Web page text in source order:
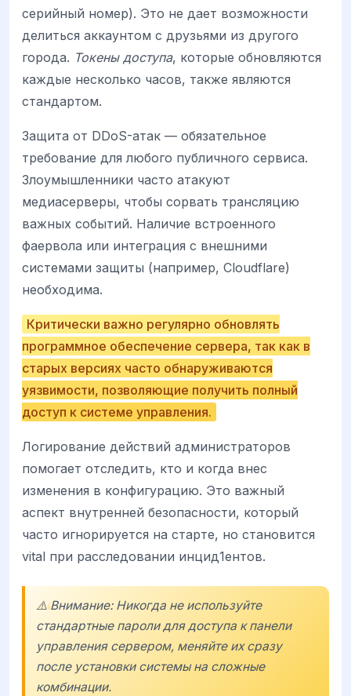
серийный номер). Это не дает возможности
делиться аккаунтом с друзьями из другого
города. Токены доступа, которые обновляются
каждые несколько часов, также являются
стандартом.
Защита от DDoS-атак — обязательное
требование для любого публичного сервиса.
Злоумышленники часто атакуют
медиасерверы, чтобы сорвать трансляцию
важных событий. Наличие встроенного
фаервола или интеграция с внешними
системами защиты (например, Cloudflare)
необходима.
Критически важно регулярно обновлять
программное обеспечение сервера, так как в
старых версиях часто обнаруживаются
уязвимости, позволяющие получить полный
доступ к системе управления.
Логирование действий администраторов
помогает отследить, кто и когда внес
изменения в конфигурацию. Это важный
аспект внутренней безопасности, который
часто игнорируется на старте, но становится
vital при расследовании инцид1ентов.
⚠️ Внимание: Никогда не используйте
стандартные пароли для доступа к панели
управления сервером, меняйте их сразу
после установки системы на сложные
комбинации.